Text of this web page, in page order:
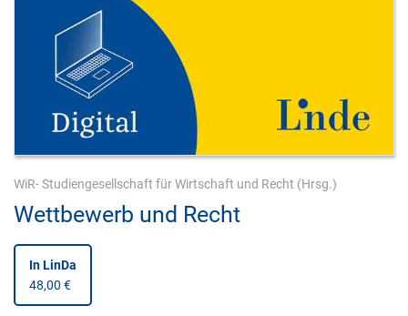
WiR- Studiengesellschaft für Wirtschaft und Recht (Hrsg.)
Wettbewerb und Recht
In LinDa
48,00 €